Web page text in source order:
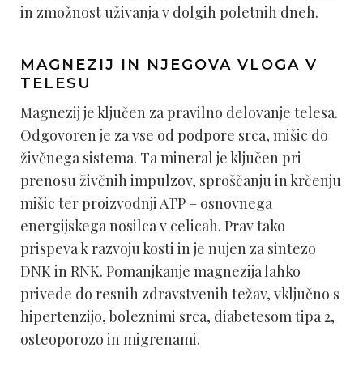
in zmožnost uživanja v dolgih poletnih dneh.
MAGNEZIJ IN NJEGOVA VLOGA V
TELESU
Magnezij je ključen za pravilno delovanje telesa.
Odgovoren je za vse od podpore srca, mišic do
živčnega sistema. Ta mineral je ključen pri
prenosu živčnih impulzov, sproščanju in krčenju
mišic ter proizvodnji ATP – osnovnega
energijskega nosilca v celicah. Prav tako
prispeva k razvoju kosti in je nujen za sintezo
DNK in RNK. Pomanjkanje magnezija lahko
privede do resnih zdravstvenih težav, vključno s
hipertenzijo, boleznimi srca, diabetesom tipa 2,
osteoporozo in migrenami.